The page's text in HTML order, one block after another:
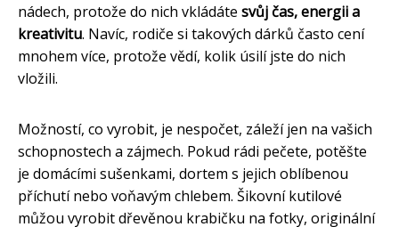
nádech, protože do nich vkládáte svůj čas, energii a
kreativitu. Navíc, rodiče si takových dárků často cení
mnohem více, protože vědí, kolik úsilí jste do nich
vložili.
Možností, co vyrobit, je nespočet, záleží jen na vašich
schopnostech a zájmech. Pokud rádi pečete, potěšte
je domácími sušenkami, dortem s jejich oblíbenou
příchutí nebo voňavým chlebem. Šikovní kutilové
můžou vyrobit dřevěnou krabičku na fotky, originální